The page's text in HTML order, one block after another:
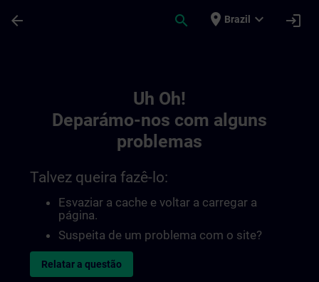
arrow_back search place Brazil expand_more login
Uh Oh!
Deparámo-nos com alguns
problemas
Talvez queira fazê-lo:
Esvaziar a cache e voltar a carregar a
página.
Suspeita de um problema com o site?
Relatar a questão